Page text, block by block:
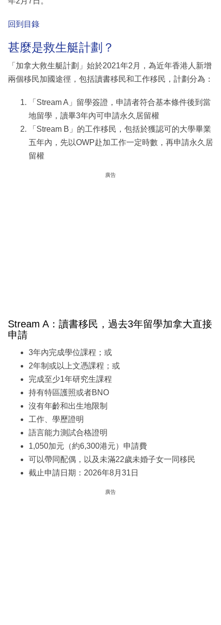
回到目錄
甚麼是救生艇計劃？
「加拿大救生艇計劃」始於2021年2月，為近年香港人新增
兩個移民加國途徑，包括讀書移民和工作移民，計劃分為：
「Stream A」留學簽證，申請者符合基本條件後到當
地留學，讀畢3年內可申請永久居留權
「Stream B」的工作移民，包括於獲認可的大學畢業
五年內，先以OWP赴加工作一定時數，再申請永久居
留權
廣告
Stream A：讀書移民，過去3年留學加拿大直接
申請
3年內完成學位課程；或
2年制或以上文憑課程；或
完成至少1年研究生課程
持有特區護照或者BNO
沒有年齡和出生地限制
工作、學歷證明
語言能力測試合格證明
1,050加元（約6,300港元）申請費
可以帶同配偶，以及未滿22歲未婚子女一同移民
截止申請日期：2026年8月31日
廣告